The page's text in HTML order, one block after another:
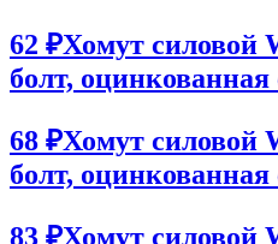
62 ₽Хомут силовой
болт, оцинкованная
68 ₽Хомут силовой
болт, оцинкованная
83 ₽Хомут силовой